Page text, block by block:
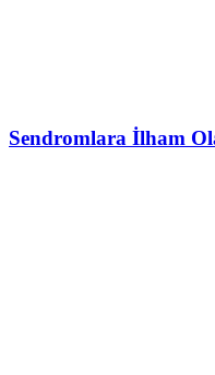
Sendromlara İlham